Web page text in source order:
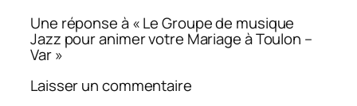
Une réponse à « Le Groupe de musique
Jazz pour animer votre Mariage à Toulon –
Var »
Laisser un commentaire